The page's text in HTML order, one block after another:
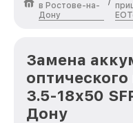
в Ростове-на-
Дону
Замена
3.5-18x50
Дону